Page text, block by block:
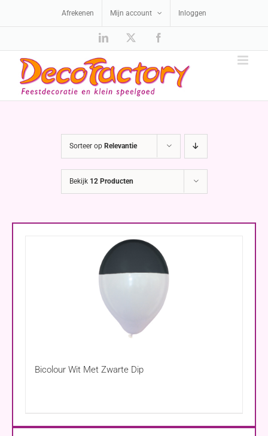
Afrekenen Mijn account Inloggen
LinkedIn
Sorteer op Relevantie
Bekijk 12 Producten
Bicolour Wit Met Zwarte Dip